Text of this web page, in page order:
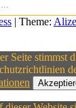
| Theme:
Seite stimmst